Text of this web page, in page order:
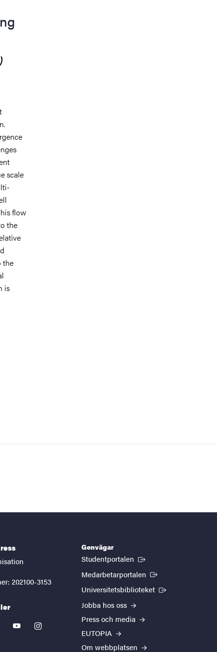
scale
flow
the
the
is
202100-3153
youtubeinstagram
Genvägar
Studentportalen (Extern länk)
Medarbetarportalen (Extern länk)
Universitetsbiblioteket (Extern länk)
Jobba hos oss
Press och media
EUTOPIA
Om webbplatsen